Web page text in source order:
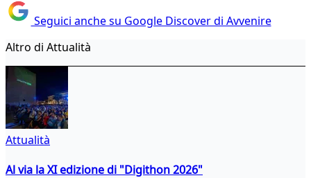
Seguici anche su Google Discover di Avvenire
Altro di Attualità
Attualità
Al via la XI edizione di "Digithon 2026"